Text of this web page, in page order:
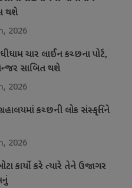
થશે
2026
ચાર લાઈન કચ્છના પોર્ટ,
સાબિત થશે
2026
કચ્છની લોક સંસ્કૃતિને
2026
કાર્યો કરે ત્યારે તેને ઉજાગર